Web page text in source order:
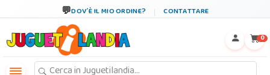
DOV´È IL MIO ORDINE? CONTATTARE
0